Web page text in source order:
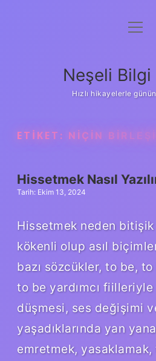
Anasayfa
Yasal
Neşeli Bilgi
Hızlı hikayelerle
ETIKET: NIÇIN
Hissetmek Nasıl
Tarih: Ekim 13, 2024
Hissetmek neden bitişik
kökenli olup asıl
bazı sözcükler, to be,
to be yardımcı
düşmesi, ses değişimi
yaşadıklarında yan
emretmek, yasaklamak,